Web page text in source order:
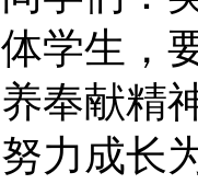
体学生，
养奉献精
努力成长